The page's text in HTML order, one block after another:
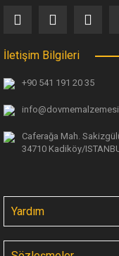
İletişim Bilgileri
+90 541 191 20 35
Caferağa Mah.
34710 Kadiköy/
Yardım